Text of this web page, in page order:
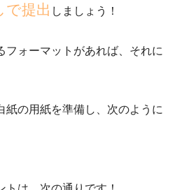
で提出 しましょう！
フォーマットがあれば、それに
紙の用紙を準備し、次のように